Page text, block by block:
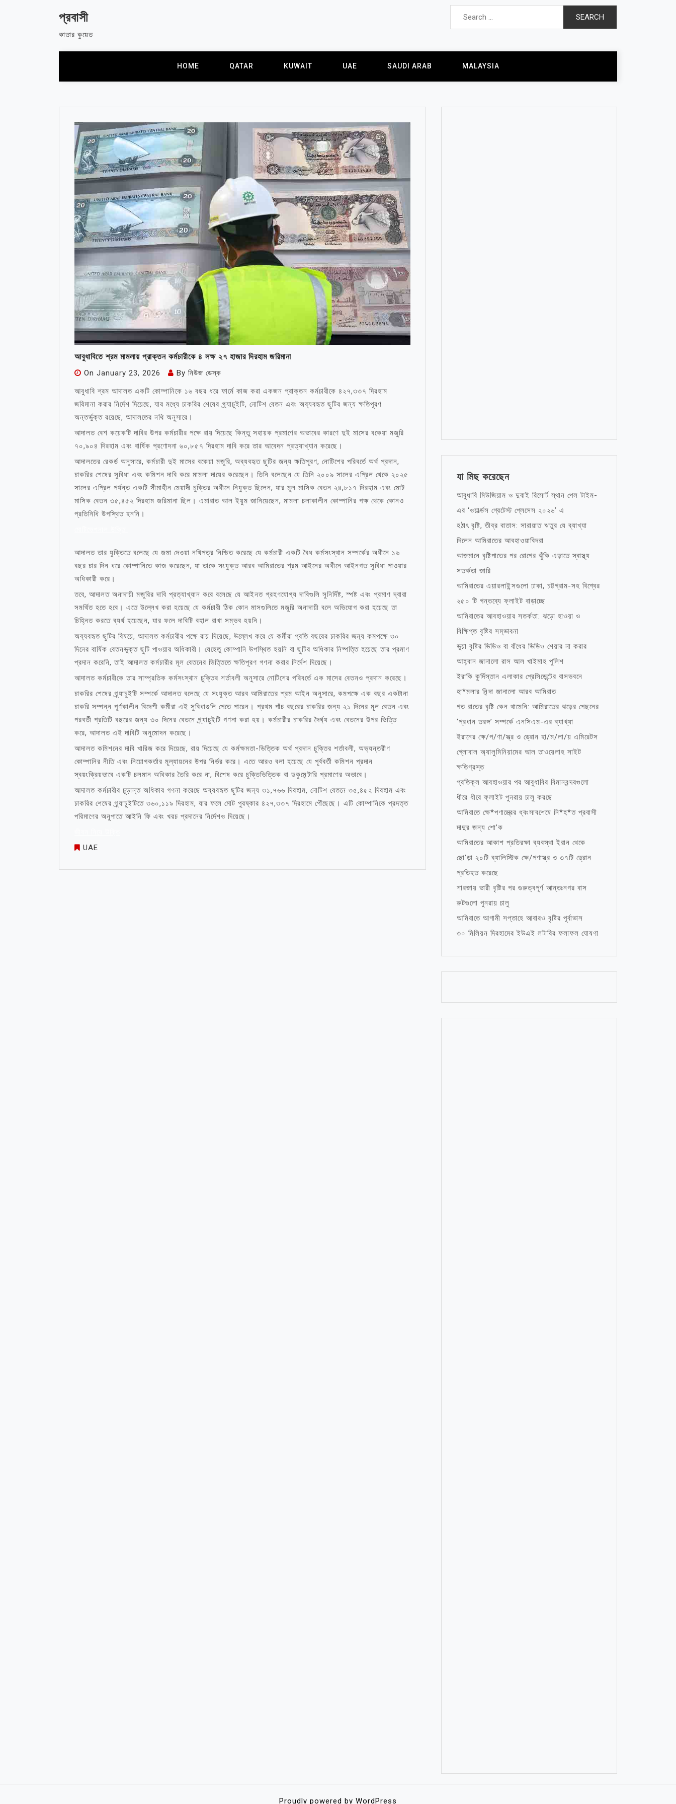
প্রবাসী
কাতার কুয়েত
Search
HOME QATAR KUWAIT UAE SAUDI ARAB MALAYSIA
আবুধাবিতে শ্রম মামলায় প্রাক্তন কর্মচারীকে ৪ লক্ষ ২৭ হাজার দিরহাম জরিমানা
On January 23, 2026 By নিউজ ডেস্ক
আবুধাবি শ্রম আদালত একটি কোম্পানিকে ১৬ বছর ধরে ফার্মে কাজ করা একজন প্রাক্তন কর্মচারীকে ৪২৭,৩৩৭ দিরহাম
জরিমানা করার নির্দেশ দিয়েছে, যার মধ্যে চাকরির শেষের গ্র্যাচুইটি, নোটিশ বেতন এবং অব্যবহৃত ছুটির জন্য ক্ষতিপূরণ
অন্তর্ভুক্ত রয়েছে, আদালতের নথি অনুসারে।
আদালত বেশ কয়েকটি দাবির উপর কর্মচারীর পক্ষে রায় দিয়েছে কিন্তু সহায়ক প্রমাণের অভাবের কারণে দুই মাসের বকেয়া মজুরি
৭০,৯০৪ দিরহাম এবং বার্ষিক প্রণোদনা ৬০,৮৫৭ দিরহাম দাবি করে তার আবেদন প্রত্যাখ্যান করেছে।
আদালতের রেকর্ড অনুসারে, কর্মচারী দুই মাসের বকেয়া মজুরি, অব্যবহৃত ছুটির জন্য ক্ষতিপূরণ, নোটিশের পরিবর্তে অর্থ প্রদান,
চাকরির শেষের সুবিধা এবং কমিশন দাবি করে মামলা দায়ের করেছেন। তিনি বলেছেন যে তিনি ২০০৯ সালের এপ্রিল থেকে ২০২৫
সালের এপ্রিল পর্যন্ত একটি সীমাহীন মেয়াদী চুক্তির অধীনে নিযুক্ত ছিলেন, যার মূল মাসিক বেতন ২৪,৮১৭ দিরহাম এবং মোট
মাসিক বেতন ৩৫,৪৫২ দিরহাম জরিমানা ছিল। এমারাত আল ইয়ুম জানিয়েছেন, মামলা চলাকালীন কোম্পানির পক্ষ থেকে কোনও
প্রতিনিধি উপস্থিত হননি।
আদালত তার যুক্তিতে বলেছে যে জমা দেওয়া নথিপত্র নিশ্চিত করেছে যে কর্মচারী একটি বৈধ কর্মসংস্থান সম্পর্কের অধীনে ১৬
বছর চার দিন ধরে কোম্পানিতে কাজ করেছেন, যা তাকে সংযুক্ত আরব আমিরাতের শ্রম আইনের অধীনে আইনগত সুবিধা পাওয়ার
অধিকারী করে।
তবে, আদালত অনাদায়ী মজুরির দাবি প্রত্যাখ্যান করে বলেছে যে আইনত গ্রহণযোগ্য দাবিগুলি সুনির্দিষ্ট, স্পষ্ট এবং প্রমাণ দ্বারা
সমর্থিত হতে হবে। এতে উল্লেখ করা হয়েছে যে কর্মচারী ঠিক কোন মাসগুলিতে মজুরি অনাদায়ী বলে অভিযোগ করা হয়েছে তা
চিহ্নিত করতে ব্যর্থ হয়েছেন, যার ফলে দাবিটি বহাল রাখা সম্ভব হয়নি।
অব্যবহৃত ছুটির বিষয়ে, আদালত কর্মচারীর পক্ষে রায় দিয়েছে, উল্লেখ করে যে কর্মীরা প্রতি বছরের চাকরির জন্য কমপক্ষে ৩০
দিনের বার্ষিক বেতনভুক্ত ছুটি পাওয়ার অধিকারী। যেহেতু কোম্পানি উপস্থিত হয়নি বা ছুটির অধিকার নিষ্পত্তি হয়েছে তার প্রমাণ
প্রদান করেনি, তাই আদালত কর্মচারীর মূল বেতনের ভিত্তিতে ক্ষতিপূরণ গণনা করার নির্দেশ দিয়েছে।
আদালত কর্মচারীকে তার সাম্প্রতিক কর্মসংস্থান চুক্তির শর্তাবলী অনুসারে নোটিশের পরিবর্তে এক মাসের বেতনও প্রদান করেছে।
চাকরির শেষের গ্র্যাচুইটি সম্পর্কে আদালত বলেছে যে সংযুক্ত আরব আমিরাতের শ্রম আইন অনুসারে, কমপক্ষে এক বছর একটানা
চাকরি সম্পন্ন পূর্ণকালীন বিদেশী কর্মীরা এই সুবিধাগুলি পেতে পারেন। প্রথম পাঁচ বছরের চাকরির জন্য ২১ দিনের মূল বেতন এবং
পরবর্তী প্রতিটি বছরের জন্য ৩০ দিনের বেতনে গ্র্যাচুইটি গণনা করা হয়। কর্মচারীর চাকরির দৈর্ঘ্য এবং বেতনের উপর ভিত্তি
করে, আদালত এই দাবিটি অনুমোদন করেছে।
আদালত কমিশনের দাবি খারিজ করে দিয়েছে, রায় দিয়েছে যে কর্মক্ষমতা-ভিত্তিক অর্থ প্রদান চুক্তির শর্তাবলী, অভ্যন্তরীণ
কোম্পানির নীতি এবং নিয়োগকর্তার মূল্যায়নের উপর নির্ভর করে। এতে আরও বলা হয়েছে যে পূর্ববর্তী কমিশন প্রদান
স্বয়ংক্রিয়ভাবে একটি চলমান অধিকার তৈরি করে না, বিশেষ করে চুক্তিভিত্তিক বা ডকুমেন্টারি প্রমাণের অভাবে।
আদালত কর্মচারীর চূড়ান্ত অধিকার গণনা করেছে অব্যবহৃত ছুটির জন্য ৩১,৭৬৬ দিরহাম, নোটিশ বেতনে ৩৫,৪৫২ দিরহাম এবং
চাকরির শেষের গ্র্যাচুইটিতে ৩৬০,১১৯ দিরহাম, যার ফলে মোট পুরষ্কার ৪২৭,৩৩৭ দিরহামে পৌঁছেছে। এটি কোম্পানিকে প্রদত্ত
পরিমাণের অনুপাতে আইনি ফি এবং খরচ প্রদানের নির্দেশও দিয়েছে।
UAE
যা মিছ করেছেন
আবুধাবি মিউজিয়াম ও দুবাই রিসোর্ট স্থান পেল টাইম-
এর ‘ওয়ার্ল্ডস গ্রেটেস্ট প্লেসেস ২০২৬’ এ
হঠাৎ বৃষ্টি, তীব্র বাতাস: সারায়াত ঋতুর যে ব্যাখ্যা
দিলেন আমিরাতের আবহাওয়াবিদরা
আজমানে বৃষ্টিপাতের পর রোগের ঝুঁকি এড়াতে স্বাস্থ্য
সতর্কতা জারি
আমিরাতের এয়ারলাইন্সগুলো ঢাকা, চট্টগ্রাম-সহ বিশ্বের
২৫০ টি গন্তব্যে ফ্লাইট বাড়াচ্ছে
আমিরাতের আবহাওয়ার সতর্কতা: ঝড়ো হাওয়া ও
বিক্ষিপ্ত বৃষ্টির সম্ভাবনা
ভুয়া বৃষ্টির ভিডিও বা বাঁধের ভিডিও শেয়ার না করার
আহ্বান জানালো রাস আল খাইমাহ পুলিশ
ইরাকি কুর্দিস্তান এলাকার প্রেসিডেন্টের বাসভবনে
হা*মলার নিন্দা জানালো আরব আমিরাত
গত রাতের বৃষ্টি কেন থামেনি: আমিরাতের ঝড়ের পেছনের
‘প্রধান তরঙ্গ’ সম্পর্কে এনসিএম-এর ব্যাখ্যা
ইরানের ক্ষে/প/ণা/স্ত্র ও ড্রোন হা/ম/লা/য় এমিরেটস
গ্লোবাল অ্যালুমিনিয়ামের আল তাওয়েলাহ সাইট
ক্ষতিগ্রস্ত
প্রতিকূল আবহাওয়ার পর আবুধাবির বিমানবন্দরগুলো
ধীরে ধীরে ফ্লাইট পুনরায় চালু করছে
আমিরাতে ক্ষে*পণাস্ত্রের ধ্বংসাবশেষে নি*হ*ত প্রবাসী
দাদুর জন্য শো’ক
আমিরাতের আকাশ প্রতিরক্ষা ব্যবস্থা ইরান থেকে
ছো’ড়া ২০টি ব্যালিস্টিক ক্ষে/পণাস্ত্র ও ৩৭টি ড্রোন
প্রতিহত করেছে
শারজায় ভারী বৃষ্টির পর গুরুত্বপূর্ণ আন্তঃনগর বাস
রুটগুলো পুনরায় চালু
আমিরাতে আগামী সপ্তাহে আবারও বৃষ্টির পূর্বাভাস
৩০ মিলিয়ন দিরহামের ইউএই লটারির ফলাফল ঘোষণা
Proudly powered by WordPress